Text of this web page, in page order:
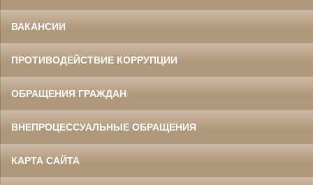
ВАКАНСИИ
ПРОТИВОДЕЙСТВИЕ КОРРУПЦИИ
ОБРАЩЕНИЯ ГРАЖДАН
ВНЕПРОЦЕССУАЛЬНЫЕ ОБРАЩЕНИЯ
КАРТА САЙТА